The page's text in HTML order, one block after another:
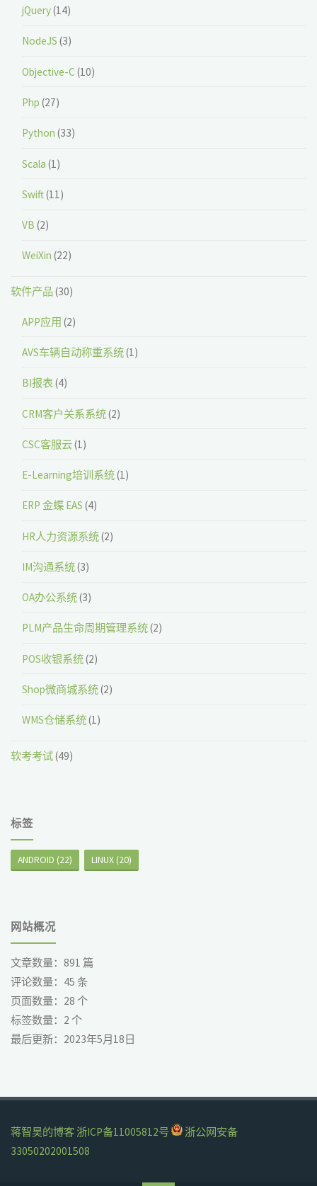
jQuery(14)
NodeJS (3)
Objective-C (10)
Php (27)
Python (33)
Scala (1)
Swift(11)
VB (2)
WeiXin (22)
软件产品(30)
APP应用 (2)
AVS车辆自动称重系统(1)
BI报表(4)
CRM客户关系系统(2)
CSC客服云(1)
E-Learning培训系统(1)
ERP 金蝶 EAS (4)
HR人力资源系统(2)
IM沟通系统(3)
OA办公系统(3)
PLM产品生命周期管理系统(2)
POS收银系统(2)
Shop微商城系统(2)
WMS仓储系统(1)
软考考试(49)
标签
ANDROID (22) LINUX (20)
网站概况
文章数量：891 篇
评论数量： 45 条
页面数量： 28 个
标签数量： 2 个
最后更新： 2023年5月18日
蒋智昊的博客 浙ICP备11005812号
浙公网安备
33050202001508